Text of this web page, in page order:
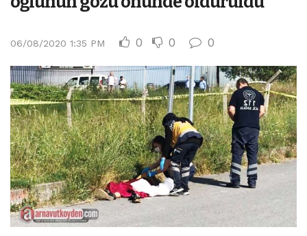
06/08/2020 1:35 PM 0 0 0